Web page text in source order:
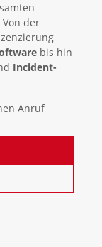
der
bis hin
Incident-
Anruf